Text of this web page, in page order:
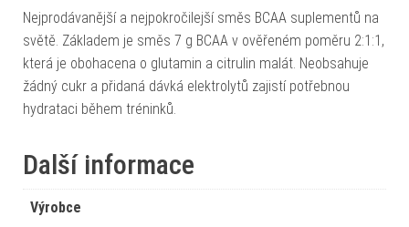
Nejprodávanější a nejpokročilejší směs BCAA suplementů na
světě. Základem je směs 7 g BCAA v ověřeném poměru 2:1:1,
která je obohacena o glutamin a citrulin malát. Neobsahuje
žádný cukr a přidaná dávká elektrolytů zajistí potřebnou
hydrataci během tréninků.
Další informace
Výrobce